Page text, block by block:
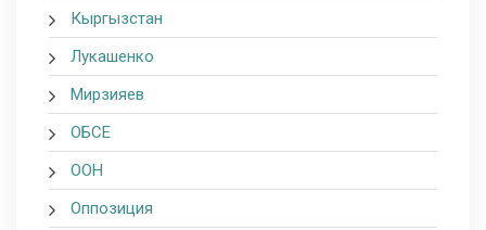
Кыргызстан
Лукашенко
Мирзияев
ОБСЕ
ООН
Оппозиция